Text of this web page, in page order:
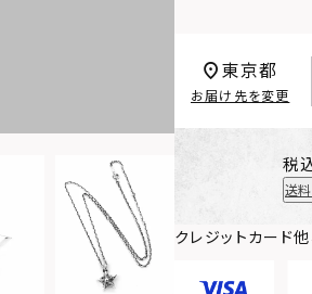
東京都
お届け先を変更
税
送
クレジットカード